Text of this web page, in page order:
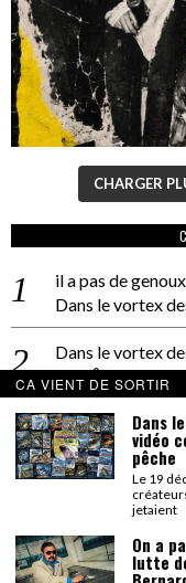
CHARGER
il a pas de
Dans le vortex
Dans le vortex
PACÔME
La séance d’Hip
La Patrie
dans
On a parlé Dolce
Bernardino
carte noire
On a parlé Dolce
CA VIENT DE SORTIR
Dans
vidéo
pêche
Le 19
jetaient
On a
lutte